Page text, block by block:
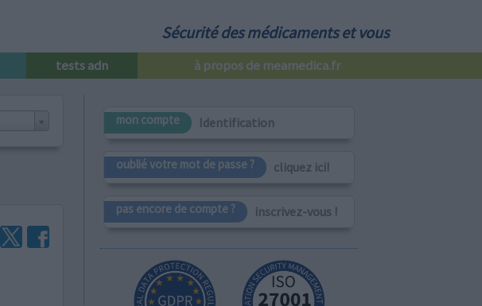
Sécurité des médicaments et vous
tests adn à propos de meamedica.fr
mon compte Identification
oublié votre mot de passe ? cliquez ici!
pas encore de compte ? inscrivez-vous !